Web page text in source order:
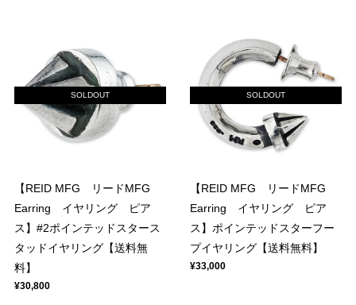
SOLDOUT
【REID MFG リードMFG
Earring イヤリング ピア
ス】#2ポインテッドスタース
タッドイヤリング【送料無
料】
¥30,800
SOLDOUT
【REID MFG リードMFG
Earring イヤリング ピア
ス】ポインテッドスターフー
プイヤリング【送料無料】
¥33,000